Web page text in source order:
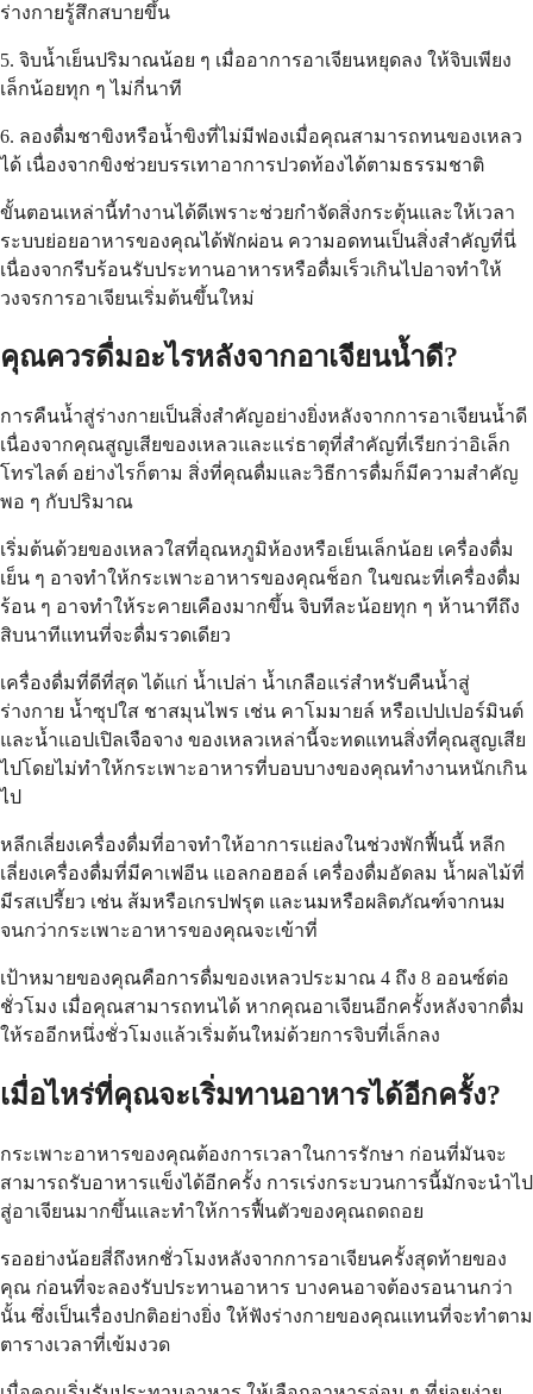
ร่างกายรู้สึกสบายขึ้น
5. จิบน้ำเย็นปริมาณน้อย ๆ เมื่ออาการอาเจียนหยุดลง ให้จิบเพียง
เล็กน้อยทุก ๆ ไม่กี่นาที
6. ลองดื่มชาขิงหรือน้ำขิงที่ไม่มีฟองเมื่อคุณสามารถทนของเหลว
ได้ เนื่องจากขิงช่วยบรรเทาอาการปวดท้องได้ตามธรรมชาติ
ขั้นตอนเหล่านี้ทำงานได้ดีเพราะช่วยกำจัดสิ่งกระตุ้นและให้เวลา
ระบบย่อยอาหารของคุณได้พักผ่อน ความอดทนเป็นสิ่งสำคัญที่นี่
เนื่องจากรีบร้อนรับประทานอาหารหรือดื่มเร็วเกินไปอาจทำให้
วงจรการอาเจียนเริ่มต้นขึ้นใหม่
คุณควรดื่มอะไรหลังจากอาเจียนน้ำดี?
การคืนน้ำสู่ร่างกายเป็นสิ่งสำคัญอย่างยิ่งหลังจากการอาเจียนน้ำดี
เนื่องจากคุณสูญเสียของเหลวและแร่ธาตุที่สำคัญที่เรียกว่าอิเล็ก
โทรไลต์ อย่างไรก็ตาม สิ่งที่คุณดื่มและวิธีการดื่มก็มีความสำคัญ
พอ ๆ กับปริมาณ
เริ่มต้นด้วยของเหลวใสที่อุณหภูมิห้องหรือเย็นเล็กน้อย เครื่องดื่ม
เย็น ๆ อาจทำให้กระเพาะอาหารของคุณช็อก ในขณะที่เครื่องดื่ม
ร้อน ๆ อาจทำให้ระคายเคืองมากขึ้น จิบทีละน้อยทุก ๆ ห้านาทีถึง
สิบนาทีแทนที่จะดื่มรวดเดียว
เครื่องดื่มที่ดีที่สุด ได้แก่ น้ำเปล่า น้ำเกลือแร่สำหรับคืนน้ำสู่
ร่างกาย น้ำซุปใส ชาสมุนไพร เช่น คาโมมายล์ หรือเปปเปอร์มินต์
และน้ำแอปเปิลเจือจาง ของเหลวเหล่านี้จะทดแทนสิ่งที่คุณสูญเสีย
ไปโดยไม่ทำให้กระเพาะอาหารที่บอบบางของคุณทำงานหนักเกิน
ไป
หลีกเลี่ยงเครื่องดื่มที่อาจทำให้อาการแย่ลงในช่วงพักฟื้นนี้ หลีก
เลี่ยงเครื่องดื่มที่มีคาเฟอีน แอลกอฮอล์ เครื่องดื่มอัดลม น้ำผลไม้ที่
มีรสเปรี้ยว เช่น ส้มหรือเกรปฟรุต และนมหรือผลิตภัณฑ์จากนม
จนกว่ากระเพาะอาหารของคุณจะเข้าที่
เป้าหมายของคุณคือการดื่มของเหลวประมาณ 4 ถึง 8 ออนซ์ต่อ
ชั่วโมง เมื่อคุณสามารถทนได้ หากคุณอาเจียนอีกครั้งหลังจากดื่ม
ให้รออีกหนึ่งชั่วโมงแล้วเริ่มต้นใหม่ด้วยการจิบที่เล็กลง
เมื่อไหร่ที่คุณจะเริ่มทานอาหารได้อีกครั้ง?
กระเพาะอาหารของคุณต้องการเวลาในการรักษา ก่อนที่มันจะ
สามารถรับอาหารแข็งได้อีกครั้ง การเร่งกระบวนการนี้มักจะนำไป
สู่อาเจียนมากขึ้นและทำให้การฟื้นตัวของคุณถดถอย
รออย่างน้อยสี่ถึงหกชั่วโมงหลังจากการอาเจียนครั้งสุดท้ายของ
คุณ ก่อนที่จะลองรับประทานอาหาร บางคนอาจต้องรอนานกว่า
นั้น ซึ่งเป็นเรื่องปกติอย่างยิ่ง ให้ฟังร่างกายของคุณแทนที่จะทำตาม
ตารางเวลาที่เข้มงวด